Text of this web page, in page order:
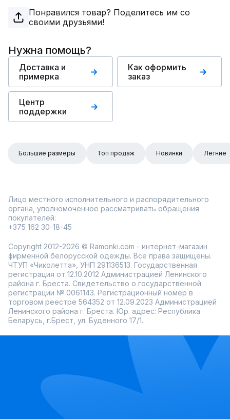
Понравился товар? Поделитесь им со
своими друзьями!
Нужна помощь?
Доставка и
примерка
Как оформить
заказ
Центр
поддержки
Большие размеры Топ продаж Новинки Летние
Лицо местного исполнительного и распорядительного
органа, уполномоченное рассматривать обращения
покупателей:
+375 162 30-18-45
Copyright 2012-2026 © Ramonki.com - интернет-магазин
фирменной белорусской одежды. Все права защищены.
ЧТУП «Чиколетта», УНП 291136513. Государственная
регистрация от 12.10.2012 Администрацией Ленинского
района г. Бреста. Свидетельство о государственной
регистрации № 0061143. Регистрационный номер в
торговом реестре 564352 от 12.09.2023 Администрацией
Ленинского района г. Бреста. Юр. адрес: Республика
Беларусь, г.Брест, ул. Буденного 17/1.